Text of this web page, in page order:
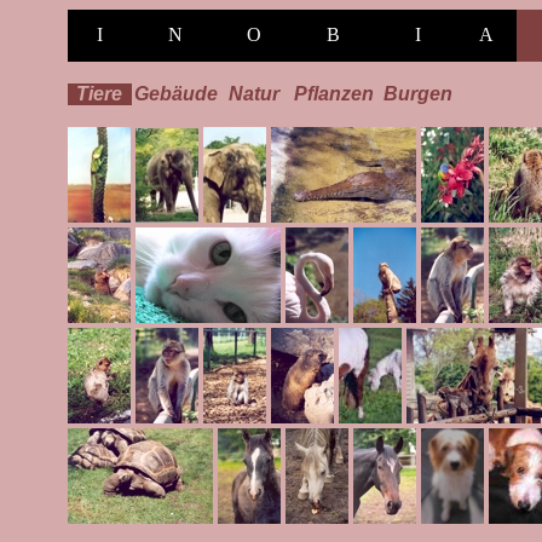
I N O B I A
Tiere Gebäude Natur Pflanzen Burgen